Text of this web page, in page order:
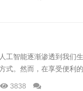
工智能逐渐渗透到我们
式。然而，在享受便利
3838